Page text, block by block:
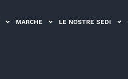
MARCHE LE NOSTRE SEDI